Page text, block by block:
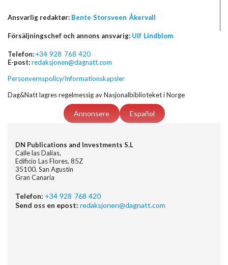
Ansvarlig redaktør: Bente Storsveen Åkervall
Försäljningschef och annons ansvarig: Ulf Lindblom
Telefon:+34 928 768 420
E-post:redaksjonen@dagnatt.com
Personvernspolicy/Informationskapsler
Dag&Natt lagres regelmessig av Nasjonalbiblioteket i Norge
Annonsere Español
DN Publications and Investments S.L
Calle las Dalias,
Edificio Las Flores, 85Z
35100, San Agustin
Gran Canaria
Telefon: +34 928 768 420
Send oss en epost: redaksjonen@dagnatt.com